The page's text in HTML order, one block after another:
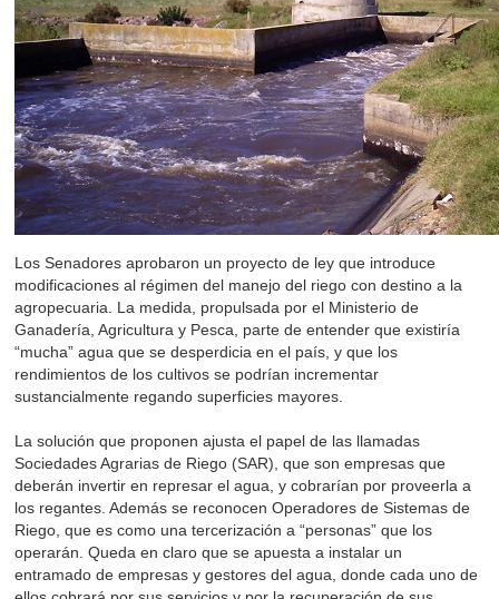
Los Senadores aprobaron un proyecto de ley que introduce
modificaciones al régimen del manejo del riego con destino a la
agropecuaria. La medida, propulsada por el Ministerio de
Ganadería, Agricultura y Pesca, parte de entender que existiría
“mucha” agua que se desperdicia en el país, y que los
rendimientos de los cultivos se podrían incrementar
sustancialmente regando superficies mayores.
La solución que proponen ajusta el papel de las llamadas
Sociedades Agrarias de Riego (SAR), que son empresas que
deberán invertir en represar el agua, y cobrarían por proveerla a
los regantes. Además se reconocen Operadores de Sistemas de
Riego, que es como una tercerización a “personas” que los
operarán. Queda en claro que se apuesta a instalar un
entramado de empresas y gestores del agua, donde cada uno de